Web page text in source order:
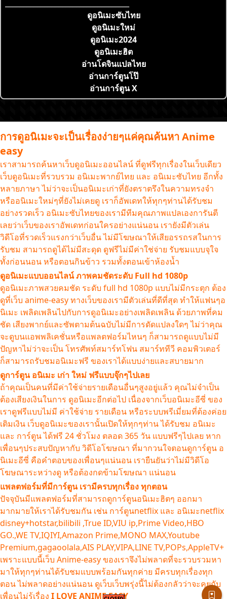
ดูอนิเมะซับไทย
ดูอนิเมะใหม่
ดูอนิเมะ2024
ดูอนิเมะฮิต
อ่านโดจินแปลไทย
อ่านการ์ตูนโป๊
อ่านการ์ตูน X
การดูอนิเมะจะเป็นเรื่องง่ายๆแค่คุณค้นหา Anime
easy
เราสามารถค้นหาเว็บดูอนิเมะออนไลน์ ที่ดูฟรีทุกเรื่องในเว็บเดียว
เว็บดูอนิเมะที่รวบรวม อนิเมะพากย์ไทย และ อนิเมะซับไทย อีกทั้ง
หลายภาษา ไม่ว่าจะเป็นอนิเมะเก่าที่ยังตราตรึงในความทรงจำ
หรืออนิเมะใหม่ๆที่ยังไม่เคยดู เราก็อัพเดทให้ทุกๆท่านได้รับชม
อย่างรวดเร็ว อนิเมะซับไทยของเรามีทีมคุณภาพแปลเองการันตี
เลยว่าเว็บของเราอัพเดทก่อนใครอย่างแน่นอน เรายังมีตัวเล่น
วิดีโอที่รวดเร็วแรงกว่าเว็บอื่น ไม่มีโฆษณาให้เสียอรรถรสในการ
รับชม สามารถดูได้ไม่มีสะดุด ดูฟรีไม่มีค่าใช่จ่าย รับชมแบบจุใจ
ทั้งก่อนนอน หรือตอนกินข้าว รวมทั้งตอนเข้าห้องน้ำ
ดูอนิเมะแบบออนไลน์ ภาพคมชัดระดับ Full hd 1080p
ดูอนิเมะภาพสวยคมชัด ระดับ full hd 1080p แบบไม่มีกระตุก ต้อง
ดูที่เว็บ anime-easy ทางเว็บของเรามีตัวเล่นที่ดีที่สุด ทำให้แฟนๆอ
นิเมะ เพลิดเพลินไปกับการดูอนิเมะอย่างเพลิดเพลิน ด้วยภาพที่คม
ชัด เสียงพากย์และซัพตามต้นฉบับไม่มีการดัดแปลงใดๆ ไม่ว่าคุณ
จะดูบนแอพพลิเคชั่นหรือแพลตฟอร์มไหนๆ ก็สามารถดูแบบไม่มี
ปัญหาไม่ว่าจะเป็น โทรศัพท์สมาร์ทโฟน สมาร์ททีวี คอมพิวเตอร์
ก็สามารถรับชมอนิเมะฟรี ของเราได้แบบง่ายและสบายมาก
ดูการ์ตูน อนิเมะ เก่า ใหม่ ฟรีแบบจุ๊กๆไปเลย
ถ้าคุณเป็นคนที่มีค่าใช้จ่ายรายเดือนอื่นๆสูงอยู่แล้ว คุณไม่จำเป็น
ต้องเสียงเงินในการ ดูอนิเมะอีกต่อไป เนื่องจากเว็บอนิเมะอีซี่ ของ
เราดูฟรีแบบไม่มี ค่าใช้จ่าย รายเดือน หรือระบบพรีเมี่ยมที่ต้องค่อย
เติมเงิน เว็บดูอนิเมะของเรานั้นเปิดให้ทุกๆท่าน ได้รับชม อนิเมะ
และ การ์ตูน ได้ฟรี 24 ชั่วโมง ตลอด 365 วัน แบบฟรีๆไปเลย หาก
เพื่อนๆประสบปัญหากับ วิดีโอโฆษณา ที่มากวนใจตอนดูการ์ตูน อ
นิเมะอีซี่ คือคำตอบของเพื่อนๆแน่นอน เรายืนยันว่าไม่มีวิดีโอ
โฆษณาระหว่างดู หรือต้องกดข้ามโฆษณา แน่นอน
แพลตฟอร์มที่มีการ์ตูน เรามีครบทุกเรื่อง ทุกตอน
ปัจจุบันมีแพลตฟอร์มที่สามารถดูการ์ตูนอนิเมะฮิตๆ ออกมา
มากมายให้เราได้รับชมกัน เช่น การ์ตูนnetflix และ อนิเมะnetflix
disney+hotstar,bilibili ,True ID,VIU ip,Prime Video,HBO
GO.,WE TV,IQIYI,Amazon Prime,MONO MAX,Youtube
Premium,gagaoolala,AIS PLAY,VIPA,LINE TV,POPs,AppleTV+
เพราะแบบนี้เว็บ Anime-easy ของเราจึงไม่พลาดที่จะรวบรวมหา
มาให้ทุกๆท่านได้รับชมแบบพร้อมกันทุกค่าย มีครบทุกเรื่องทุก
ตอน ไม่พลาดอย่างแน่นอน ดูเว็บเว็บพรุ่งนี้ไม่ต้องกลัวว่าจะคุยกับ
เพื่อนไม่รู้เรื่อง I LOVE ANIME EASY